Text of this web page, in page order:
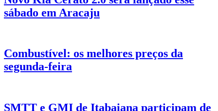
sábado em Aracaju
Combustível: os melhores preços da
segunda-feira
SMTT e GMI de Itabaiana participam de